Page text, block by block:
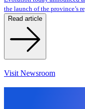
the launch of the province’s
Read article
Visit Newsroom